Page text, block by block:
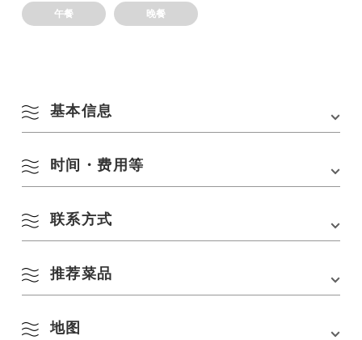
午餐 晚餐
基本信息
地址 1087-46 Senzaki, Nagato, Yamaguchi 759-4106
交通方式
停车场 7 个单位
时间・费用等
营业时间
座位数
联系方式
江户人推荐菜品
地图